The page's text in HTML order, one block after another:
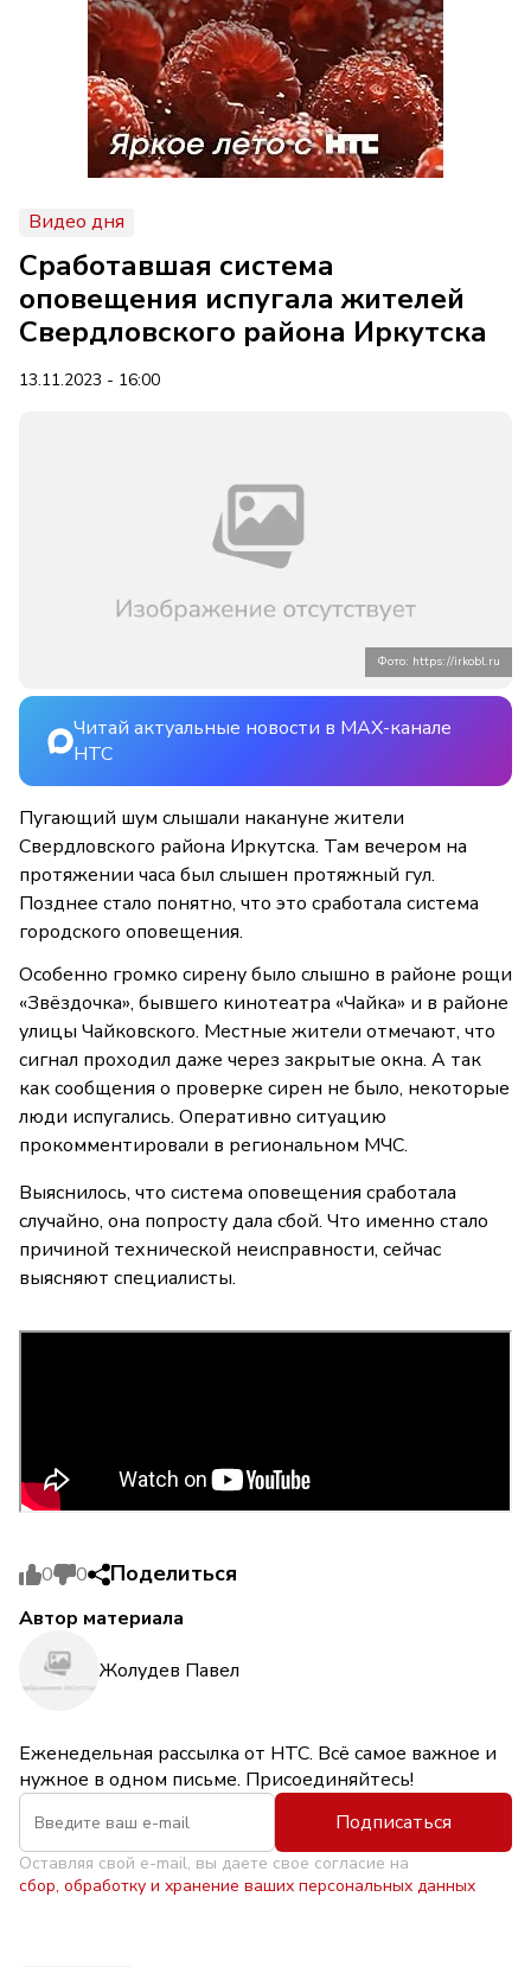
Видео дня
Сработавшая система
оповещения испугала жителей
Свердловского района Иркутска
13.11.2023 - 16:00
Фото: https://irkobl.ru
Читай актуальные новости в MAX-канале
НТС
Пугающий шум слышали накануне жители
Свердловского района Иркутска. Там вечером на
протяжении часа был слышен протяжный гул.
Позднее стало понятно, что это сработала система
городского оповещения.
Особенно громко сирену было слышно в районе рощи
«Звёздочка», бывшего кинотеатра «Чайка» и в районе
улицы Чайковского. Местные жители отмечают, что
сигнал проходил даже через закрытые окна. А так
как сообщения о проверке сирен не было, некоторые
люди испугались. Оперативно ситуацию
прокомментировали в региональном МЧС.
Выяснилось, что система оповещения сработала
случайно, она попросту дала сбой. Что именно стало
причиной технической неисправности, сейчас
выясняют специалисты.
0 0 Поделиться
Автор материала
Жолудев Павел
Еженедельная рассылка от НТС. Всё самое важное и
нужное в одном письме. Присоединяйтесь!
Подписаться
Оставляя свой e-mail, вы даете свое согласие на
сбор, обработку и хранение ваших персональных данных